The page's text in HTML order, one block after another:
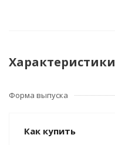
Характеристики
Форма выпуска
Как купить